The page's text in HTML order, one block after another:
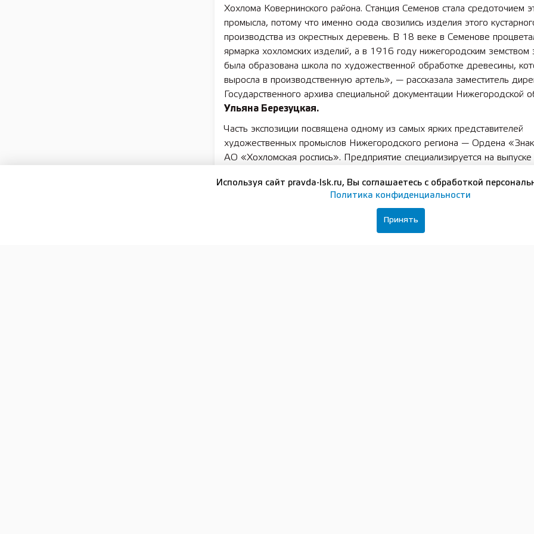
Хохлома Ковернинского района. Станция Семенов стала средоточием
промысла, потому что именно сюда свозились изделия этого
производства из окрестных деревень. В 18 веке в Семенове
ярмарка хохломских изделий, а в 1916 году нижегородским земством
была образована школа по художественной обработке древесины,
выросла в производственную артель», — рассказала заместитель
Государственного архива специальной документации Нижегородской
Ульяна Березуцкая.
Часть экспозиции посвящена одному из самых ярких представителей
художественных промыслов Нижегородского региона — Ордена
АО «Хохломская роспись». Предприятие специализируется на выпуске
выпускаемой продукции насчитывает более 1 800 наименований
утилитарного и декоративно-сувенирного назначения.
За время сотрудничества предприятия и архива на постоянное
технологическая документация предприятия, отражающая процессы
Используя сайт pravda-lsk.ru, Вы соглашаетесь с обработкой
Политика конфиденциальности
Принять